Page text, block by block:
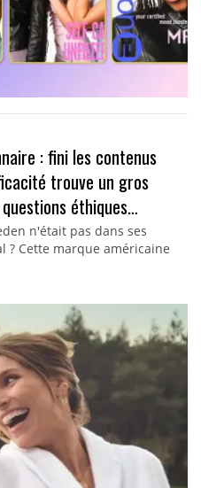
: fini les contenus
trouve un gros
éthiques…
n'était pas dans ses
? Cette marque américaine